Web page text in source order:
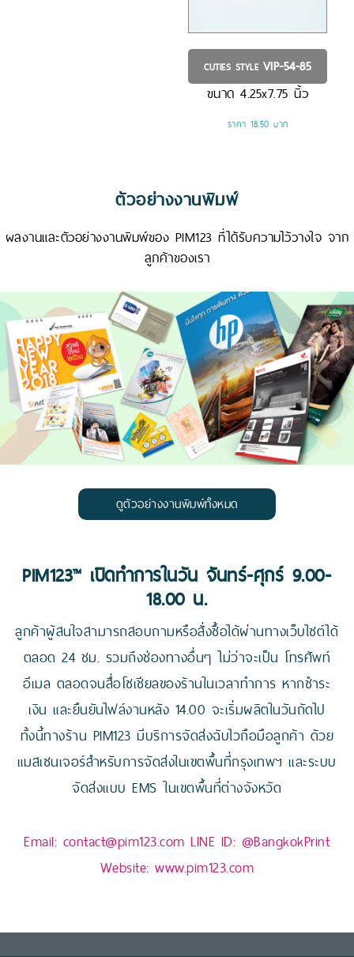
CUTIES STYLE VIP-54-85
ขนาด4.25x7.75 นิ้ว
ราคา 18.50 บาท
ตัวอย่างงานพิมพ์
ผลงานและตัวอย่างงานพิมพ์ของ PIM123 ที่ได้รับความไว้วางใจ จาก
ลูกค้าของเรา
ดูตัวอย่างงานพิมพ์ทั้งหมด
PIM123™ เปิดทำการในวัน จันทร์-ศุกร์ 9.00-
18.00 น.
ลูกค้าผู้สนใจสามารถสอบถามหรือสั่งซื้อได้ผ่านทางเว็บไซต์ได้
ตลอด 24 ชม. รวมถึงช่องทางอื่นๆ ไม่ว่าจะเป็น โทรศัพท์
อีเมล ตลอดจนสื่อโซเชียลของร้านในเวลาทำการ หากชำระ
เงิน และยืนยันไฟล์งานหลัง 14.00 จะเริ่มผลิตในวันถัดไป
ทั้งนี้ทางร้าน PIM123 มีบริการจัดส่งฉับไวถือมือลูกค้า ด้วย
แมสเซนเจอร์สำหรับการจัดส่งในเขตพื้นที่กรุงเทพฯ และระบบ
จัดส่งแบบ EMS ในเขตพื้นที่ต่างจังหวัด
Email: contact@pim123.com LINE ID: @BangkokPrint
Website:www.pim123.com